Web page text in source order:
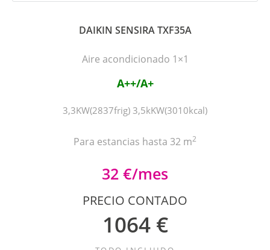
DAIKIN SENSIRA TXF35A
Aire acondicionado 1×1
A++/A+
3,3KW(2837frig) 3,5kKW(3010kcal)
Para estancias hasta 32 m2
32 €/mes
PRECIO CONTADO
1064 €